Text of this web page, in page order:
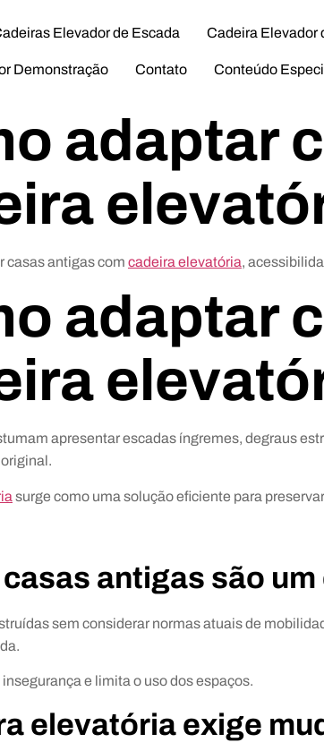
Elevador de Escada Cadeira Elevador
Demonstração Contato Conteúdo
adaptar
casas antigas com cadeira elevatória,
adaptar
apresentar escadas íngremes, degraus
surge como uma solução eficiente para
casas antigas são
sem considerar normas atuais de
e limita o uso dos espaços.
elevatória exige